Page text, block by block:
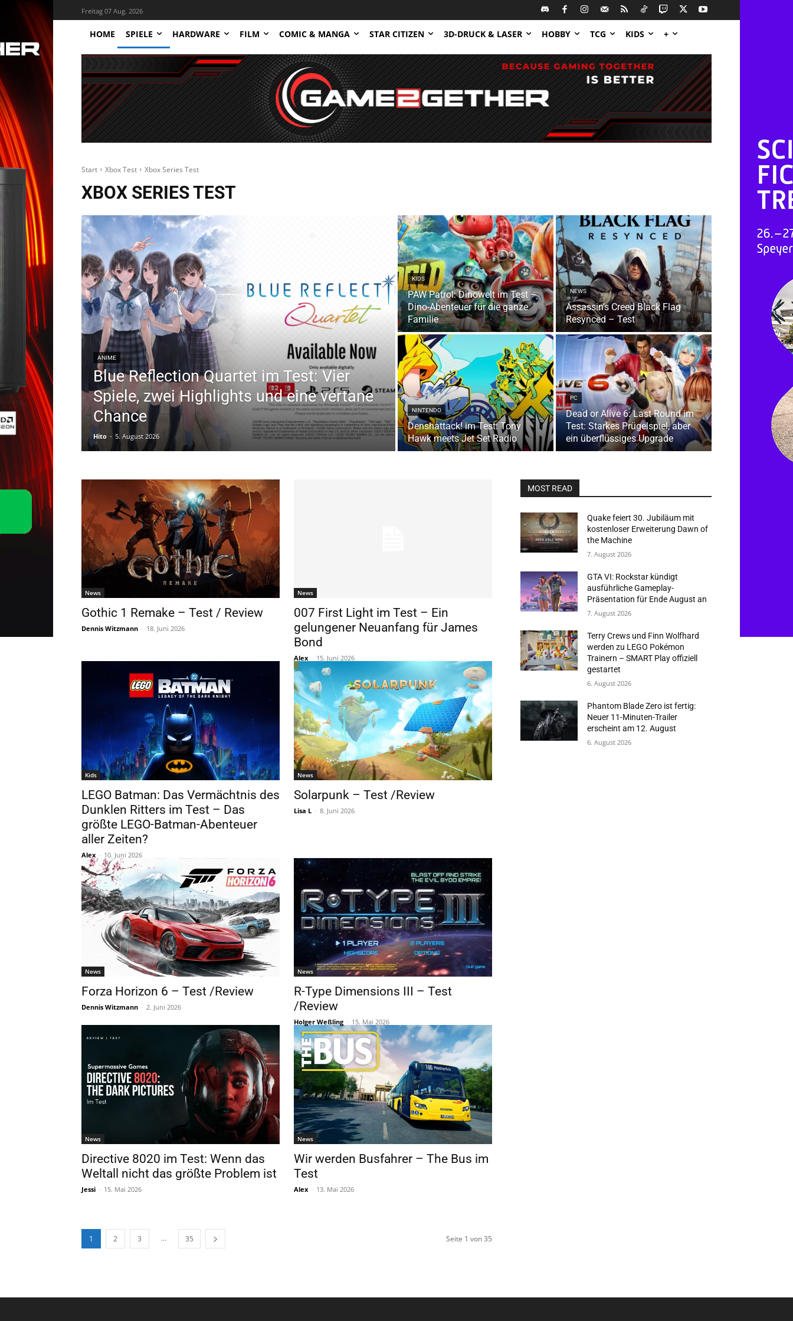
Freitag 07 Aug. 2026
HOME SPIELE HARDWARE FILM COMIC & MANGA STAR CITIZEN 3D-DRUCK & LASER HOBBY TCG KIDS +
Start Xbox Test Xbox Series Test
XBOX SERIES TEST
ANIME
Blue Reflection Quartet im Test: Vier
Spiele, zwei Highlights und eine vertane
Chance
Hito - 5. August 2026
KIDS
PAW Patrol: Dinowelt im Test –
Dino-Abenteuer für die ganze
Familie
NEWS
Assassin’s Creed Black Flag
Resynced – Test
NINTENDO
Denshattack! im Test: Tony
Hawk meets Jet Set Radio
PC
Dead or Alive 6: Last Round im
Test: Starkes Prügelspiel, aber
ein überflüssiges Upgrade
News
Gothic 1 Remake – Test / Review
Dennis Witzmann - 18. Juni 2026
News
007 First Light im Test – Ein
gelungener Neuanfang für James
Bond
Alex - 15. Juni 2026
Kids
LEGO Batman: Das Vermächtnis des
Dunklen Ritters im Test – Das
größte LEGO-Batman-Abenteuer
aller Zeiten?
Alex - 10. Juni 2026
News
Solarpunk – Test /Review
Lisa L - 8. Juni 2026
News
Forza Horizon 6 – Test /Review
Dennis Witzmann - 2. Juni 2026
News
R-Type Dimensions III – Test
/Review
Holger Weßling - 15. Mai 2026
News
Directive 8020 im Test: Wenn das
Weltall nicht das größte Problem ist
Jessi - 15. Mai 2026
News
Wir werden Busfahrer – The Bus im
Test
Alex - 13. Mai 2026
1 2 3 ... 35 Seite 1 von 35
MOST READ
Quake feiert 30. Jubiläum mit
kostenloser Erweiterung Dawn of
the Machine
7. August 2026
GTA VI: Rockstar kündigt
ausführliche Gameplay-
Präsentation für Ende August an
7. August 2026
Terry Crews und Finn Wolfhard
werden zu LEGO Pokémon
Trainern – SMART Play offiziell
gestartet
6. August 2026
Phantom Blade Zero ist fertig:
Neuer 11-Minuten-Trailer
erscheint am 12. August
6. August 2026